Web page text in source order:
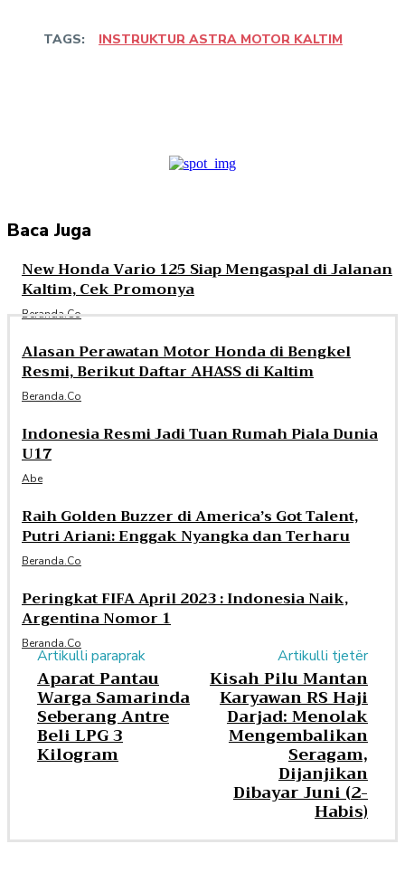
TAGS: INSTRUKTUR ASTRA MOTOR KALTIM
Baca Juga
New Honda Vario 125 Siap Mengaspal di Jalanan
Kaltim, Cek Promonya
Beranda.co
Alasan Perawatan Motor Honda di Bengkel
Resmi, Berikut Daftar AHASS di Kaltim
Beranda.co
Indonesia Resmi Jadi Tuan Rumah Piala Dunia
U17
Abe
Raih Golden Buzzer di America’s Got Talent,
Putri Ariani: Enggak Nyangka dan Terharu
Beranda.co
Peringkat FIFA April 2023 : Indonesia Naik,
Argentina Nomor 1
Beranda.co
Artikulli paraprak
Aparat Pantau
Warga Samarinda
Seberang Antre
Beli LPG 3
Kilogram
Artikulli tjetër
Kisah Pilu Mantan
Karyawan RS Haji
Darjad: Menolak
Mengembalikan
Seragam,
Dijanjikan
Dibayar Juni (2-
Habis)